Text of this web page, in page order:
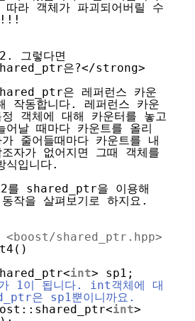
따라 객체가 파괴되어버릴 수
!!!
그렇다면
은?</strong>
은 레퍼런스 카운
작동합니다. 레퍼런스 카운
객체에 대해 카운터를 놓고
어날 때마다 카운트를 올리
줄어들때마다 카운트를 내
자가 없어지면 그때 객체를
식입니다.
를 shared_ptr을 이용해
작을 살펴보기로 하지요.
shared_ptr.hpp>
int> sp1;
1이 됩니다. int객체에 대
은 sp1뿐이니까요.
int>